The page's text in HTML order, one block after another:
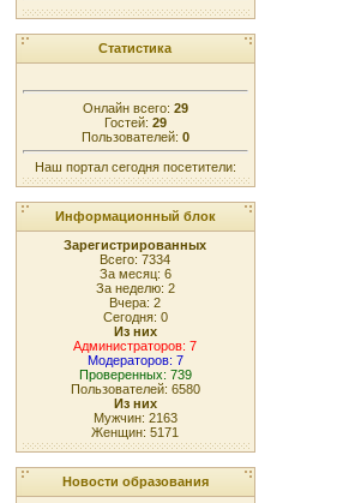
Статистика
Онлайн всего: 29
Гостей: 29
Пользователей: 0
Наш портал сегодня посетители:
Информационный блок
Зарегистрированных
Всего: 7334
За месяц: 6
За неделю: 2
Вчера: 2
Сегодня: 0
Из них
Администраторов: 7
Модераторов: 7
Проверенных: 739
Пользователей: 6580
Из них
Мужчин: 2163
Женщин: 5171
Новости образования